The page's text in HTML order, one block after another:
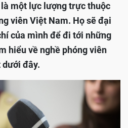
là một lực lượng trực thuộc
viên Việt Nam. Họ sẽ đại
của mình để đi tới những
hiểu về nghề phóng viên
đây.